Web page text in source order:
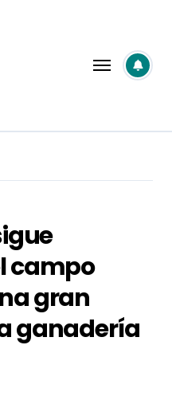
campo
gran
ganadería